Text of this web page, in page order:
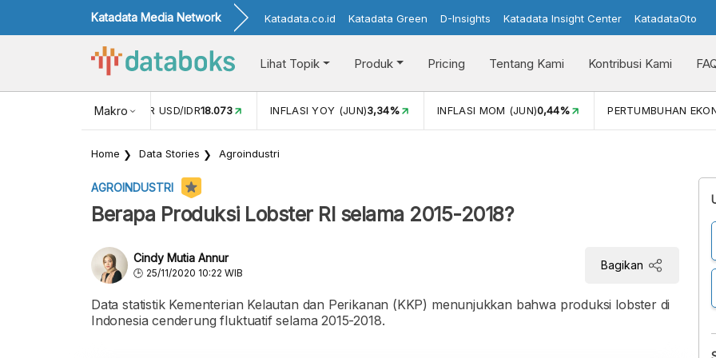
Katadata Media Network Katadata.co.id Katadata Green D-Insights Katadata Insight Center KatadataOto
Lihat Topik Produk Pricing Tentang Kami Kontribusi Kami
Makro
NILAI TUKAR USD/IDR18.073 INFLASI YOY (JUN)3,34% INFLASI MOM (JUN)0,44% PERTUMBUHAN
Home Data Stories Agroindustri
AGROINDUSTRI
Berapa Produksi Lobster RI selama 2015-2018?
Cindy Mutia Annur
25/11/2020 10:22 WIB
Bagikan
Data statistik Kementerian Kelautan dan Perikanan (KKP) menunjukkan bahwa produksi lobster di
Indonesia cenderung fluktuatif selama 2015-2018.